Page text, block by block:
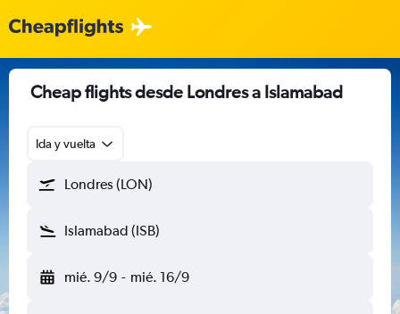
Cheap flights desde Londres a Islamabad
Ida y vuelta
Londres (LON)
Islamabad (ISB)
mié. 9/9 - mié. 16/9